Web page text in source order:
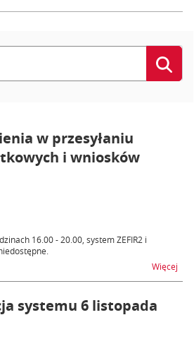
w przesyłaniu
i wniosków
16.00 - 20.00, system ZEFIR2 i
Więcej
systemu 6 listopada